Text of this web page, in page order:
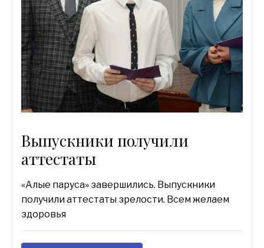
Выпускники получили
аттестаты
«Алые паруса» завершились. Выпускники
получили аттестаты зрелости. Всем желаем
здоровья